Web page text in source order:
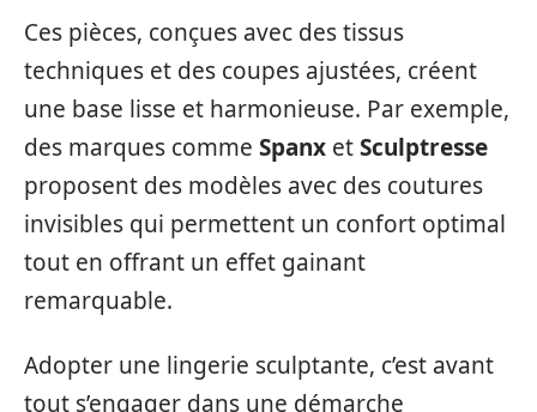
Ces pièces, conçues avec des tissus
techniques et des coupes ajustées, créent
une base lisse et harmonieuse. Par exemple,
des marques comme Spanx etSculptresse
proposent des modèles avec des coutures
invisibles qui permettent un confort optimal
tout en offrant un effet gainant
remarquable.
Adopter une lingerie sculptante, c’est avant
tout s’engager dans une démarche